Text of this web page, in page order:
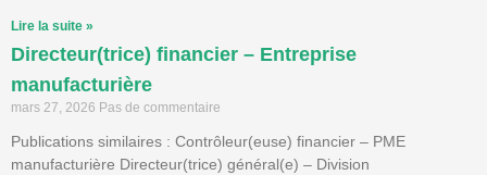
Lire la suite »
Directeur(trice) financier – Entreprise
manufacturière
mars 27, 2026 Pas de commentaire
Publications similaires : Contrôleur(euse) financier – PME
manufacturière Directeur(trice) général(e) – Division